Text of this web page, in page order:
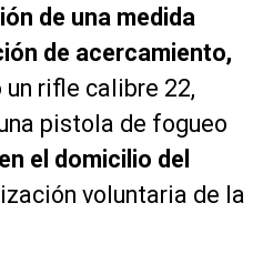
de una medida
de acercamiento,
rifle calibre 22,
pistola de fogueo
el domicilio del
voluntaria de la